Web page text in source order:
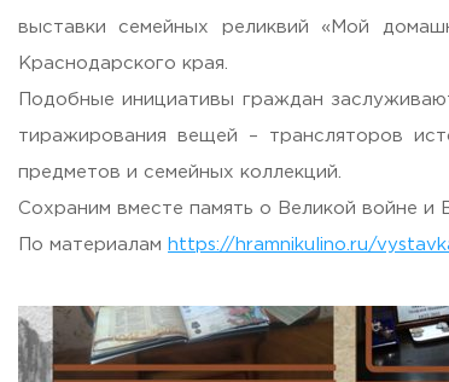
XXX-я Международная научно-практическая
Антимонопольный комплаенс
Филиал ФГБОУ ВО «РГУТИС» в г. Подольске
выставки семейных реликвий «Мой
Краснодарского края.
Подобные инициативы граждан
тиражирования вещей – трансляторов
предметов и семейных коллекций.
Сохраним вместе память о Великой войне и
По материалам https://hramnikulino.ru/